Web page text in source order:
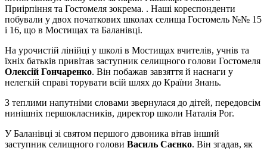
Приірпіння та Гостомеля зокрема. . Наші кореспонденти
побували у двох початкових школах селища Гостомель №№ 15
і 16, що в Мостищах та Баланівці.
На урочистій лінійці у школі в Мостищах вчителів, учнів та
їхніх батьків привітав заступник селищного голови Гостомеля
Олексій Гончаренко. Він побажав завзяття й наснаги у
нелегкій справі торувати всій шлях до Країни Знань.
З теплими напутніми словами звернулася до дітей, передовсім
нинішніх першокласників, директор школи Наталія Рог.
У Баланівці зі святом першого дзвоника вітав інший
заступник селищного голови Василь Саєнко. Він згадав, як